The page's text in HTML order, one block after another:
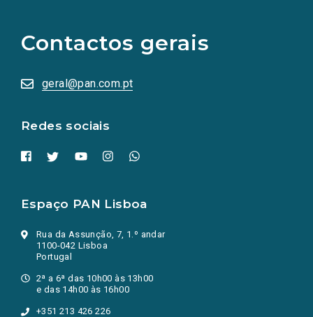
Contactos gerais
geral@pan.com.pt
Redes sociais
redes
sociais
numa
nova
Espaço PAN Lisboa
Rua da Assunção, 7, 1.º andar
1100-042 Lisboa
Portugal
2ª a 6ª das 10h00 às 13h00
e das 14h00 às 16h00
+351 213 426 226